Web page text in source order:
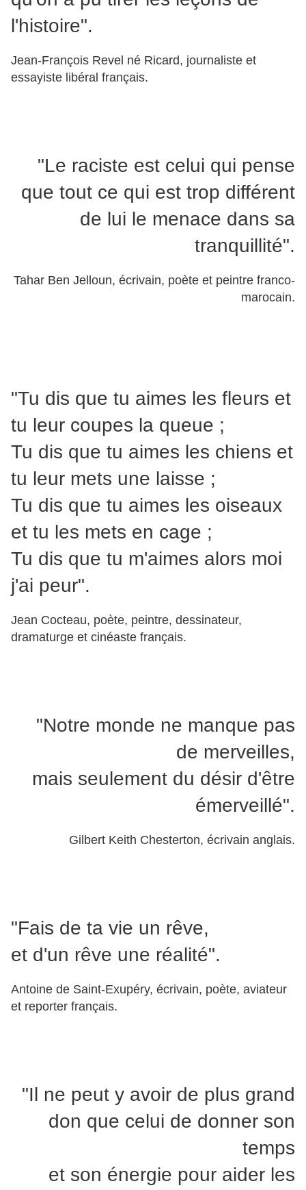
l'histoire".
Jean-François Revel né Ricard, journaliste et
essayiste libéral français.
"Le raciste est celui qui pense
que tout ce qui est trop différent
de lui le menace dans sa
tranquillité".
Tahar Ben Jelloun, écrivain, poète et peintre franco-
marocain.
"Tu dis que tu aimes les fleurs et
tu leur coupes la queue ;
Tu dis que tu aimes les chiens et
tu leur mets une laisse ;
Tu dis que tu aimes les oiseaux
et tu les mets en cage ;
Tu dis que tu m'aimes alors moi
j'ai peur".
Jean Cocteau, poète, peintre, dessinateur,
dramaturge et cinéaste français.
"Notre monde ne manque pas
de merveilles,
mais seulement du désir d'être
émerveillé".
Gilbert Keith Chesterton, écrivain anglais.
"Fais de ta vie un rêve,
et d'un rêve une réalité".
Antoine de Saint-Exupéry, écrivain, poète, aviateur
et reporter français.
"Il ne peut y avoir de plus grand
don que celui de donner son
temps
et son énergie pour aider les